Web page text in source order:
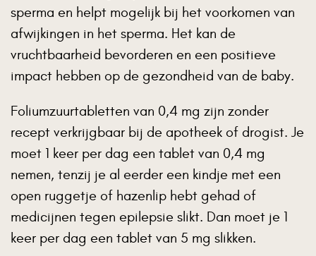
sperma en helpt mogelijk bij het voorkomen van
afwijkingen in het sperma. Het kan de
vruchtbaarheid bevorderen en een positieve
impact hebben op de gezondheid van de baby.
Foliumzuurtabletten van 0,4 mg zijn zonder
recept verkrijgbaar bij de apotheek of drogist. Je
moet 1 keer per dag een tablet van 0,4 mg
nemen, tenzij je al eerder een kindje met een
open ruggetje of hazenlip hebt gehad of
medicijnen tegen epilepsie slikt. Dan moet je 1
keer per dag een tablet van 5 mg slikken.